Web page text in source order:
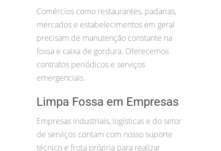
Comércios como restaurantes, padarias,
mercados e estabelecimentos em geral
precisam de manutenção constante na
fossa e caixa de gordura. Oferecemos
contratos periódicos e serviços
emergenciais.
Limpa Fossa em Empresas
Empresas industriais, logísticas e do setor
de serviços contam com nosso suporte
técnico e frota própria para realizar